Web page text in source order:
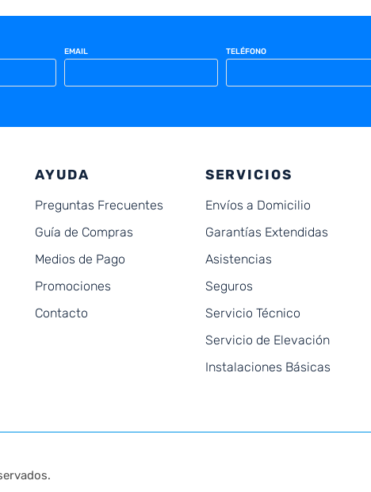
EMAIL TELÉFONO
AYUDA
Preguntas Frecuentes
Guía de Compras
Medios de Pago
Promociones
Contacto
SERVICIOS
Envíos a Domicilio
Garantías Extendidas
Asistencias
Seguros
Servicio Técnico
Servicio de Elevación
Instalaciones Básicas